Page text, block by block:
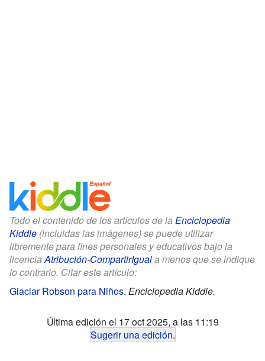
Todo el contenido de los artículos de la Enciclopedia
Kiddle (incluidas las imágenes) se puede utilizar
libremente para fines personales y educativos bajo la
licenciaAtribución-CompartirIguala menos que se indique
lo contrario. Citar este artículo:
Glaciar Robson para Niños. Enciclopedia Kiddle.
Última edición el 17 oct 2025, a las 11:19
Sugerir una edición.